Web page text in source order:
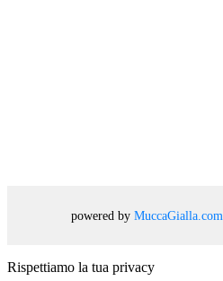
powered by MuccaGialla.com
Rispettiamo la tua privacy